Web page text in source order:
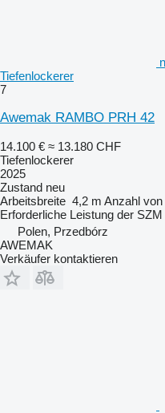
Tiefenlockerer
7
Awemak RAMBO PRH 42
14.100 € ≈ 13.180 CHF
Tiefenlockerer
2025
Zustand neu
Arbeitsbreite 4,2 m Anzahl
Erforderliche Leistung der SZM
Polen, Przedbórz
AWEMAK
Verkäufer kontaktieren